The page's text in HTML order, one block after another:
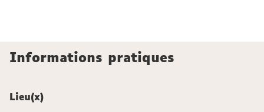
Informations pratiques
Lieu(x)